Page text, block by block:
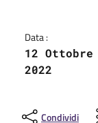
Data :
12 Ottobre
2022
Condividi